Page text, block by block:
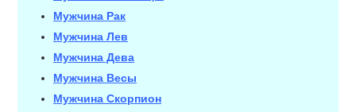
Мужчина Рак
Мужчина Лев
Мужчина Дева
Мужчина Весы
Мужчина Скорпион